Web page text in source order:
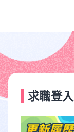
求職登入